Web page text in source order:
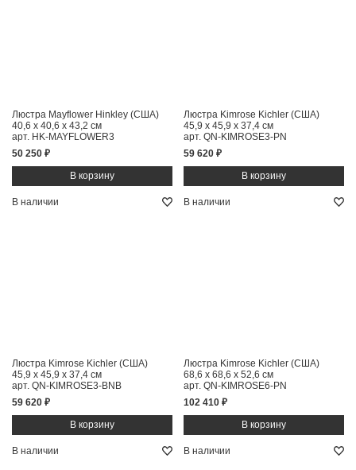
Люстра Mayflower Hinkley (США)
40,6 x 40,6 x 43,2 см
арт. HK-MAYFLOWER3
50 250 ₽
Люстра Kimrose Kichler (США)
45,9 x 45,9 x 37,4 см
арт. QN-KIMROSE3-PN
59 620 ₽
В наличии
Люстра Kimrose Kichler (США)
45,9 x 45,9 x 37,4 см
арт. QN-KIMROSE3-BNB
59 620 ₽
В наличии
Люстра Kimrose Kichler (США)
68,6 x 68,6 x 52,6 см
арт. QN-KIMROSE6-PN
102 410 ₽
В наличии В наличии